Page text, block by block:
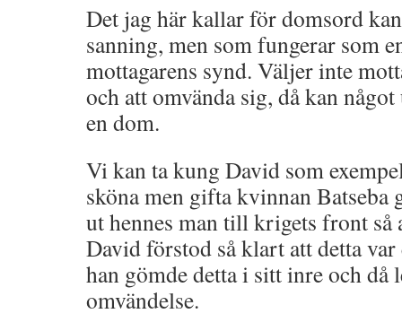
Det jag här kallar för domsord
sanning, men som fungerar som
mottagarens synd. Väljer inte
och att omvända sig, då kan
en dom.
Vi kan ta kung David som
sköna men gifta kvinnan Batseba
ut hennes man till krigets front så
David förstod så klart att detta
han gömde detta i sitt inre och då
omvändelse.